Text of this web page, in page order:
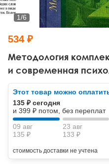
Тревожные расстройства,
Психодрама
Другие направления
Классический,
НЛП
Психология труда и
Социальная психология
Социальная и
Классический и
Методология
и современная
1/6
534 ₽
Этот товар можно
135 ₽ сегодня
и 399 ₽ потом, без переплат
09 авг
135 ₽
23 авг
133 ₽
стоимость доставки не учтена